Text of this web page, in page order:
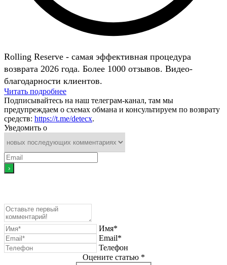
Rolling Reserve - самая эффективная процедура
возврата 2026 года. Более 1000 отзывов. Видео-
благодарности клиентов.
Читать подробнее
Подписывайтесь на наш телеграм-канал, там мы
предупреждаем о схемах обмана и консультируем по возврату
средств: https://t.me/detecx.
Уведомить о
Имя*
Email*
Телефон
Оцените статью *